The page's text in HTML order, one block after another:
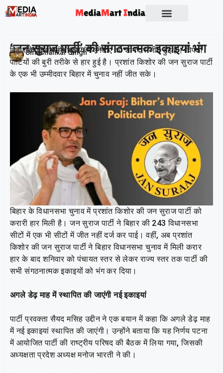
‘जन सुराज पार्टी’ की संगठनात्मक इकाइयां भंग
Umashankar Singh
Publish On: 23 November 2025
बिहार के विधानसभा चुनाव में एनडीए की शानदार जीत हुई है। विपक्षी
पार्टियों की बुरी तरीके से हार हुई है। प्रशांत किशोर की जन सुराज पार्टी
के एक भी उम्मीदवार बिहार में चुनाव नहीं जीत सके।
बिहार के विधानसभा चुनाव में प्रशांत किशोर की जन सुराज पार्टी को
करारी हार मिली है। जन सुराज पार्टी ने बिहार की 243 विधानसभा
सीटों में एक भी सीटों में जीत नहीं दर्ज कर पाई। वहीं, अब प्रशांत
किशोर की जन सुराज पार्टी ने बिहार विधानसभा चुनाव में मिली करार
हार के बाद शनिवार को पंचायत स्तर से लेकर राज्य स्तर तक पार्टी की
सभी संगठनात्मक इकाइयों को भंग कर दिया।
अगले डेढ़ माह में स्थापित की जाएंगी नई इकाइयां
पार्टी प्रवक्ता सैयद मसिह उद्दीन ने एक बयान में कहा कि अगले डेढ़ माह
में नई इकाइयां स्थापित की जाएंगी। उन्होंने बताया कि यह निर्णय पटना
में आयोजित पार्टी की राष्ट्रीय परिषद की बैठक में लिया गया, जिसकी
अध्यक्षता प्रदेश अध्यक्ष मनोज भारती ने की।